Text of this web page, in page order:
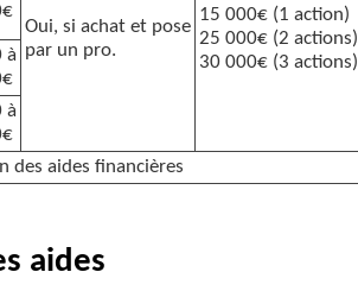
Oui, si achat et pose
par un pro.
15 000€ (1 action)
25 000€ (2 actions)
30 000€ (3 actions)
à
à
des aides financières
aides